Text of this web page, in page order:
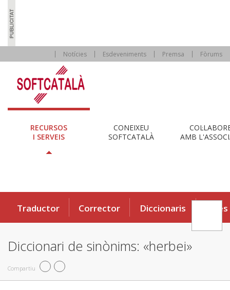
Notícies Esdeveniments Premsa Fòrums
RECURSOS
I SERVEIS
CONEIXEU
SOFTCATALÀ
AMB
Traductor Corrector Diccionaris Eines
Diccionari de sinònims: «herbei»
Compartiu